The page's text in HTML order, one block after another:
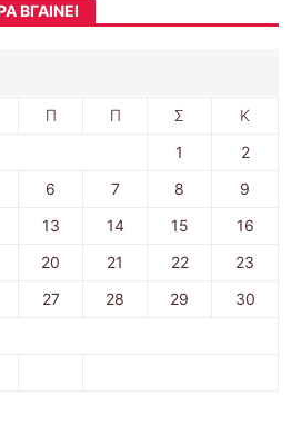
ΒΓΑΊΝΕΙ
Π Π Σ Κ
1
2
6 7 8
9
13 14 15
16
20 21 22
23
27 28 29
30